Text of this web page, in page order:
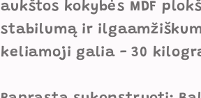
aukštos kokybės MDF
stabilumą ir
keliamoji galia - 30